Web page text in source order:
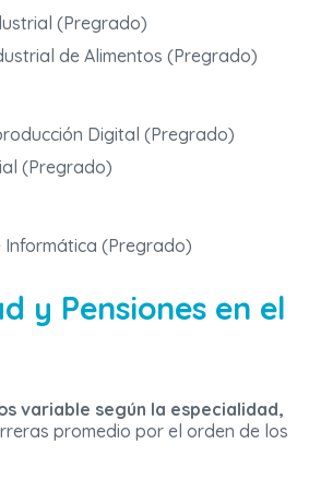
(Pregrado)
de Alimentos (Pregrado)
Digital (Pregrado)
(Pregrado)
Informática (Pregrado)
y Pensiones en el
variable según la especialidad,
promedio por el orden de los